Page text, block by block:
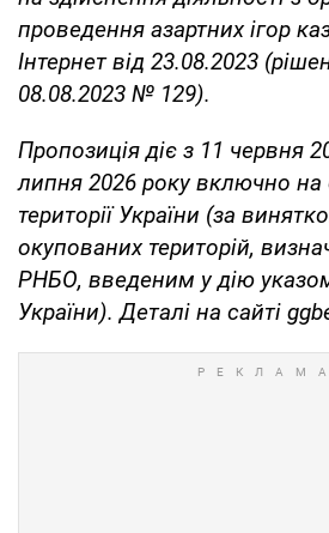
проведення азартних ігор
Інтернет від 23.08.2023
08.08.2023 № 129).
Пропозиція діє з 11 червня
липня 2026 року включно на
території України (за
окупованих територій,
РНБО, введеним у дію
України). Деталі на сайті